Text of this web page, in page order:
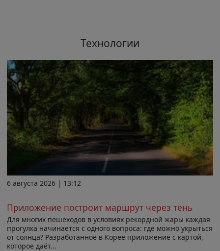
Технологии
6 августа 2026 | 13:12
Приложение построит маршрут через тень
Для многих пешеходов в условиях рекордной жары каждая
прогулка начинается с одного вопроса: где можно укрыться
от солнца? Разработанное в Корее приложение с картой,
которое даёт...